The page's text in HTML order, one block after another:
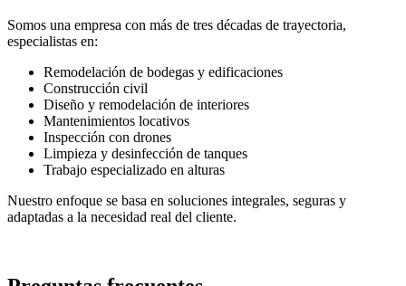
Somos una empresa con más de tres décadas de trayectoria,
especialistas en:
Remodelación de bodegas y edificaciones
Construcción civil
Diseño y remodelación de interiores
Mantenimientos locativos
Inspección con drones
Limpieza y desinfección de tanques
Trabajo especializado en alturas
Nuestro enfoque se basa en soluciones integrales, seguras y
adaptadas a la necesidad real del cliente.